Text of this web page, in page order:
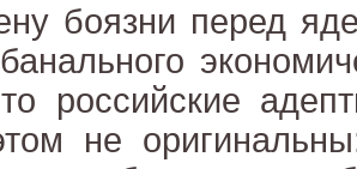
боязни перед
российские
не